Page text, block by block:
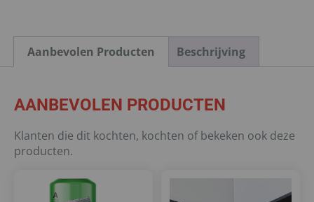
Aanbevolen Producten Beschrijving
AANBEVOLEN PRODUCTEN
Klanten die dit kochten, kochten of bekeken ook deze
producten.